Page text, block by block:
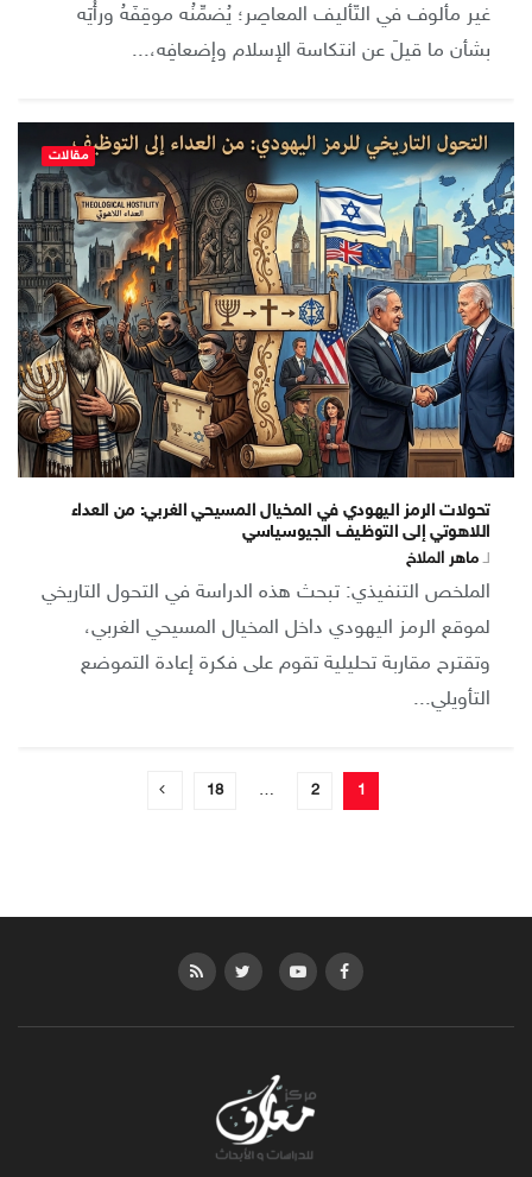
غير مألوف في التّأليف المعاصِر؛ يُضمِّنُه موقِفَهُ ورأْيَه
بشأن ما قيلَ عن انتكاسة الإسلام وإضعافِه،...
مقالات
تحولات الرمز اليهودي في المخيال المسيحي الغربي: من العداء
اللاهوتي إلى التوظيف الجيوسياسي
لـ ماهر الملاخ
الملخص التنفيذي: تبحث هذه الدراسة في التحول التاريخي
لموقع الرمز اليهودي داخل المخيال المسيحي الغربي،
وتقترح مقاربة تحليلية تقوم على فكرة إعادة التموضع
التأويلي...
1
2
…
18